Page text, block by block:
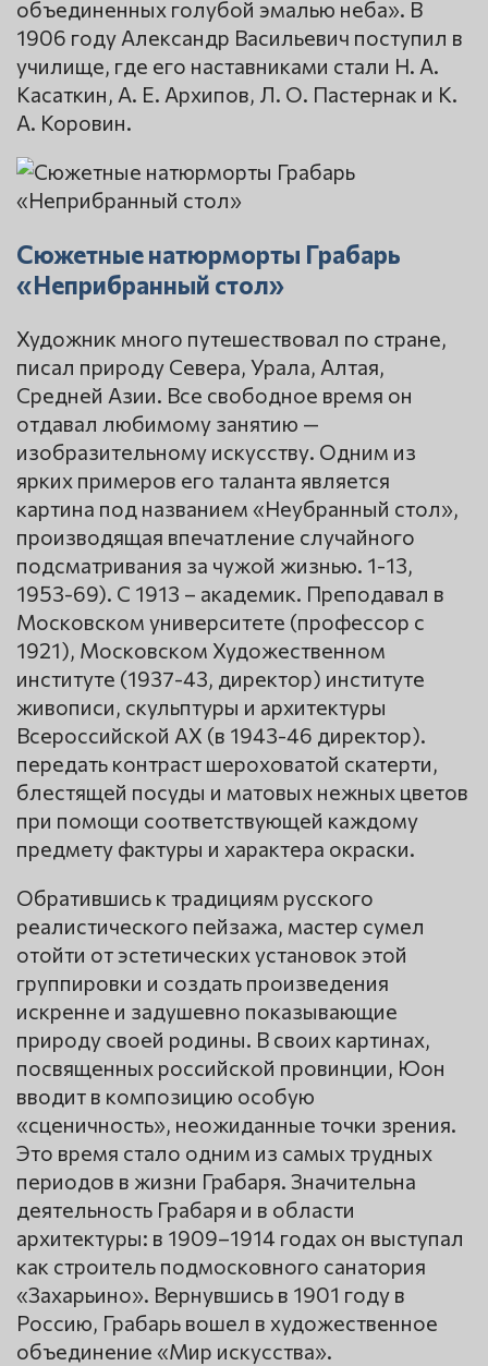
объединенных голубой эмалью неба». В
1906 году Александр Васильевич поступил в
училище, где его наставниками стали Н. А.
Касаткин, А. Е. Архипов, Л. О. Пастернак и К.
А. Коровин.
Сюжетные натюрморты Грабарь
«Неприбранный стол»
Художник много путешествовал по стране,
писал природу Севера, Урала, Алтая,
Средней Азии. Все свободное время он
отдавал любимому занятию —
изобразительному искусству. Одним из
ярких примеров его таланта является
картина под названием «Неубранный стол»,
производящая впечатление случайного
подсматривания за чужой жизнью. 1-13,
1953-69). С 1913 – академик. Преподавал в
Московском университете (профессор с
1921), Московском Художественном
институте (1937-43, директор) институте
живописи, скульптуры и архитектуры
Всероссийской АХ (в 1943-46 директор).
передать контраст шероховатой скатерти,
блестящей посуды и матовых нежных цветов
при помощи соответствующей каждому
предмету фактуры и характера окраски.
Обратившись к традициям русского
реалистического пейзажа, мастер сумел
отойти от эстетических установок этой
группировки и создать произведения
искренне и задушевно показывающие
природу своей родины. В своих картинах,
посвященных российской провинции, Юон
вводит в композицию особую
«сценичность», неожиданные точки зрения.
Это время стало одним из самых трудных
периодов в жизни Грабаря. Значительна
деятельность Грабаря и в области
архитектуры: в 1909–1914 годах он выступал
как строитель подмосковного санатория
«Захарьино». Вернувшись в 1901 году в
Россию, Грабарь вошел в художественное
объединение «Мир искусства».